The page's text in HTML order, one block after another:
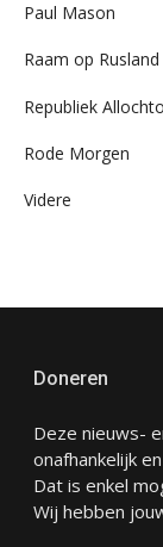
Paul Mason
Raam op Rusland
Republiek
Rode Morgen
Videre
Doneren
Deze nieuws-
onafhankelijk
Dat is enkel
Wij hebben